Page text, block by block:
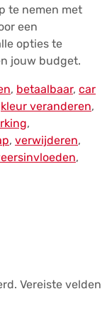
te nemen met
een
opties te
jouw budget.
, betaalbaar, car
kleur veranderen,
,
, verwijderen,
,
Vereiste velden